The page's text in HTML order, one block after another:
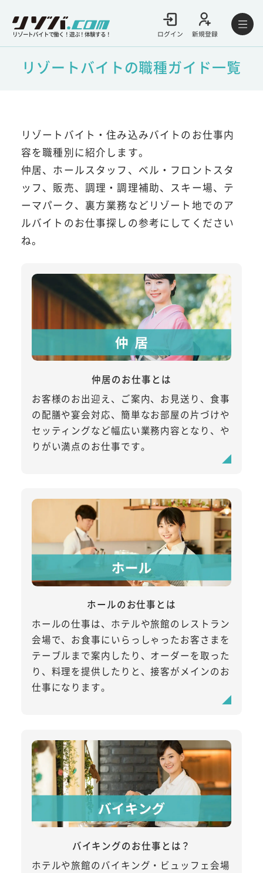
リゾートバイトで働く！遊ぶ！体験する！ ログイン 新規登録
リゾートバイトの職種ガイド一覧
リゾートバイト・住み込みバイトのお仕事内
容を職種別に紹介します。
仲居、ホールスタッフ、ベル・フロントスタ
ッフ、販売、調理・調理補助、スキー場、テ
ーマパーク、裏方業務などリゾート地でのア
ルバイトのお仕事探しの参考にしてください
ね。
仲居のお仕事とは
お客様のお出迎え、ご案内、お見送り、食事
の配膳や宴会対応、簡単なお部屋の片づけや
セッティングなど幅広い業務内容となり、や
りがい満点のお仕事です。
ホールのお仕事とは
ホールの仕事は、ホテルや旅館のレストラン
会場で、お食事にいらっしゃったお客さまを
テーブルまで案内したり、オーダーを取った
り、料理を提供したりと、接客がメインのお
仕事になります。
バイキングのお仕事とは？
ホテルや旅館のバイキング・ビュッフェ会場